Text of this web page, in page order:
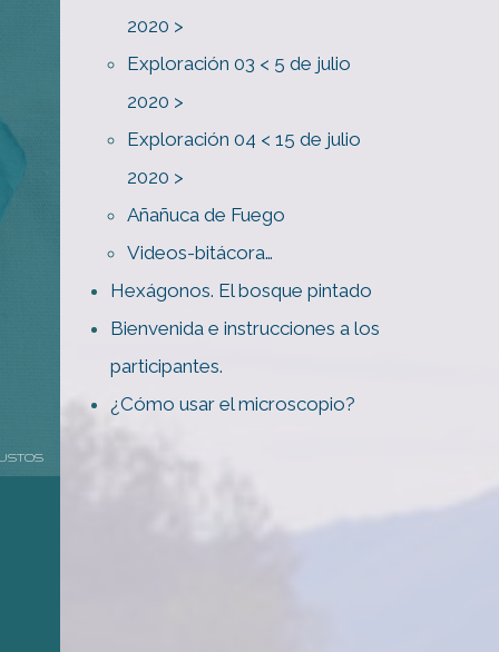
2020 >
Exploración 03 < 5 de julio
2020 >
Exploración 04 < 15 de julio
2020 >
Añañuca de Fuego
Videos-bitácora…
Hexágonos. El bosque pintado
Bienvenida e instrucciones a los
participantes.
¿Cómo usar el microscopio?